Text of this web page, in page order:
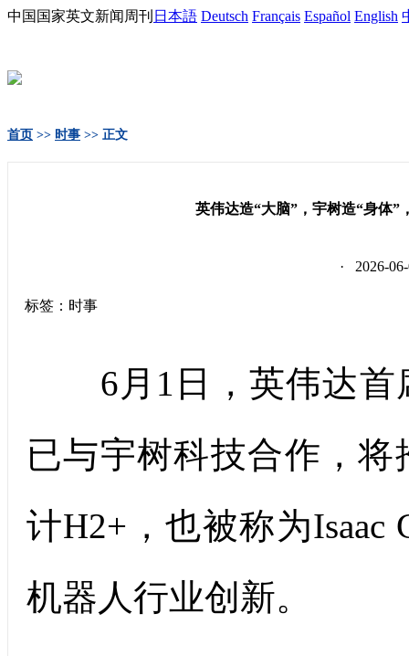
中国国家英文新闻周刊 日本語 Deutsch Français Español English
首页 >> 时事 >> 正文
英伟达造“大脑”，宇树造“身体”
· 2026-
标签：时事
6月1日，英伟达首
已与宇树科技合作，
计H2+，也被称为Isaac
机器人行业创新。